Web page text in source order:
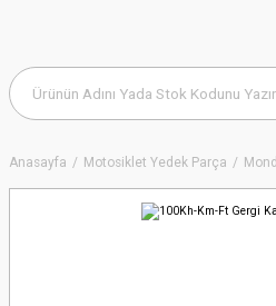
Anasayfa Motosiklet Yedek Parça